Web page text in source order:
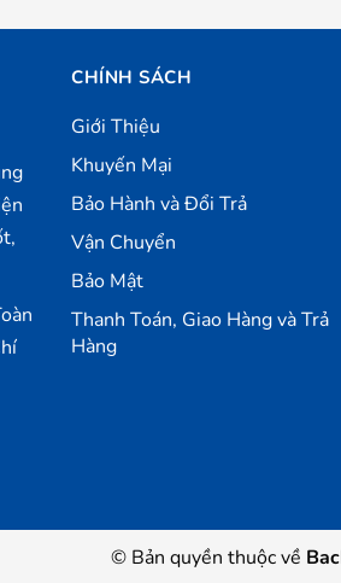
CHÍNH SÁCH
Giới Thiệu
Khuyến Mại
Bảo Hành và Đổi Trả
Vận Chuyển
Bảo Mật
Thanh Toán, Giao Hàng và Trả
Hàng
© Bản quyền thuộc về